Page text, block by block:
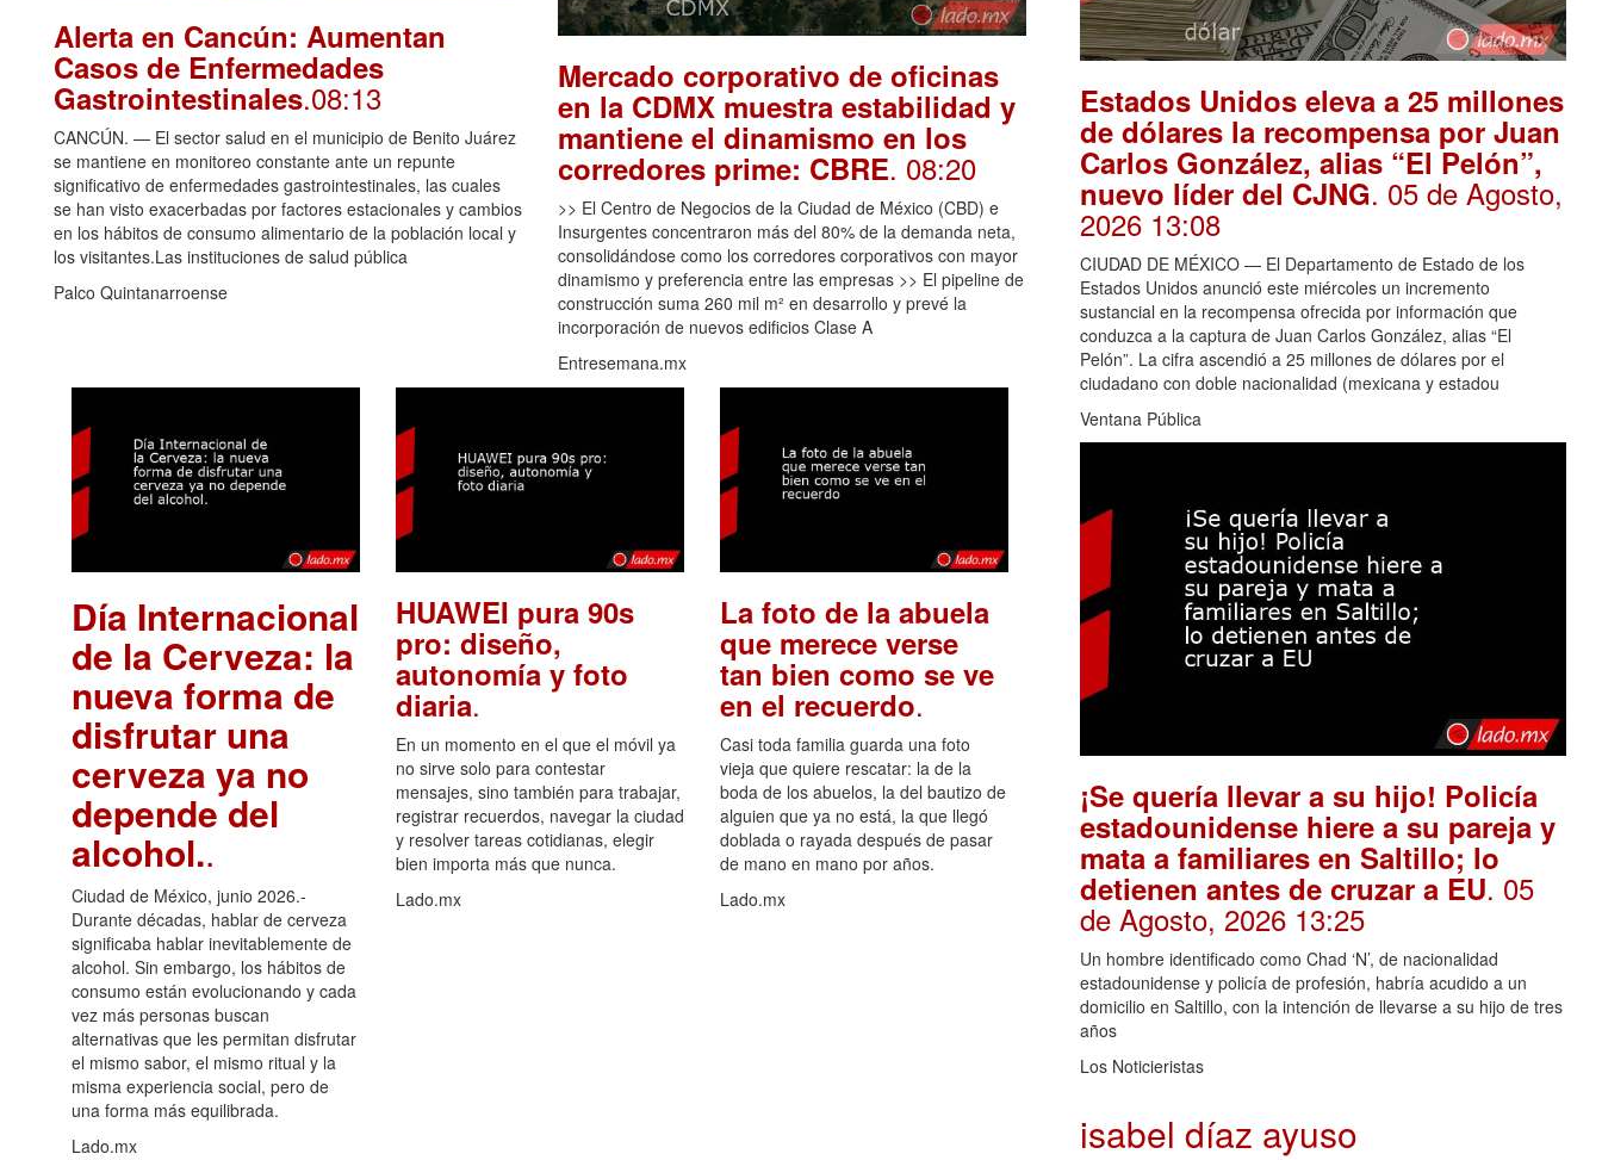
Alerta en Cancún: Aumentan
Casos de Enfermedades
Gastrointestinales.08:13
CANCÚN. — El sector salud en el municipio de Benito Juárez
se mantiene en monitoreo constante ante un repunte
significativo de enfermedades gastrointestinales, las cuales
se han visto exacerbadas por factores estacionales y cambios
en los hábitos de consumo alimentario de la población local y
los visitantes.Las instituciones de salud pública
Palco Quintanarroense
Mercado corporativo de oficinas
en la CDMX muestra estabilidad y
mantiene el dinamismo en los
corredores prime: CBRE. 08:20
>> El Centro de Negocios de la Ciudad de México (CBD) e
Insurgentes concentraron más del 80% de la demanda neta,
consolidándose como los corredores corporativos con mayor
dinamismo y preferencia entre las empresas >> El pipeline de
construcción suma 260 mil m² en desarrollo y prevé la
incorporación de nuevos edificios Clase A
Entresemana.mx
Día Internacional
de la Cerveza: la
nueva forma de
disfrutar una
cerveza ya no
depende del
alcohol..
Ciudad de México, junio 2026.-
Durante décadas, hablar de cerveza
significaba hablar inevitablemente de
alcohol. Sin embargo, los hábitos de
consumo están evolucionando y cada
vez más personas buscan
alternativas que les permitan disfrutar
el mismo sabor, el mismo ritual y la
misma experiencia social, pero de
una forma más equilibrada.
Lado.mx
HUAWEI pura 90s
pro: diseño,
autonomía y foto
diaria.
En un momento en el que el móvil ya
no sirve solo para contestar
mensajes, sino también para trabajar,
registrar recuerdos, navegar la ciudad
y resolver tareas cotidianas, elegir
bien importa más que nunca.
Lado.mx
La foto de la abuela
que merece verse
tan bien como se ve
en el recuerdo.
Casi toda familia guarda una foto
vieja que quiere rescatar: la de la
boda de los abuelos, la del bautizo de
alguien que ya no está, la que llegó
doblada o rayada después de pasar
de mano en mano por años.
Lado.mx
Estados Unidos eleva a 25 millones
de dólares la recompensa por Juan
Carlos González, alias “El Pelón”,
nuevo líder del CJNG. 05 de Agosto,
2026 13:08
CIUDAD DE MÉXICO — El Departamento de Estado de los
Estados Unidos anunció este miércoles un incremento
sustancial en la recompensa ofrecida por información que
conduzca a la captura de Juan Carlos González, alias “El
Pelón”. La cifra ascendió a 25 millones de dólares por el
ciudadano con doble nacionalidad (mexicana y estadou
Ventana Pública
¡Se quería llevar a su hijo! Policía
estadounidense hiere a su pareja y
mata a familiares en Saltillo; lo
detienen antes de cruzar a EU. 05
de Agosto, 2026 13:25
Un hombre identificado como Chad ‘N’, de nacionalidad
estadounidense y policía de profesión, habría acudido a un
domicilio en Saltillo, con la intención de llevarse a su hijo de tres
años
Los Noticieristas
isabel díaz ayuso